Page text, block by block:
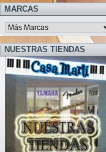
MARCAS
NUESTRAS TIENDAS